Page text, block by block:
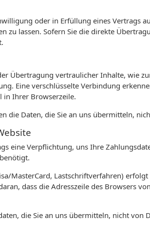
oder in Erfüllung eines Vertrags
zu lassen. Sofern Sie die direkte
Übertragung vertraulicher Inhalte, wie
Eine verschlüsselte Verbindung
in Ihrer Browserzeile.
die Daten, die Sie an uns übermitteln,
eine Verpflichtung, uns Ihre
MasterCard, Lastschriftverfahren) erfolgt
dass die Adresszeile des Browsers
die Sie an uns übermitteln, nicht von